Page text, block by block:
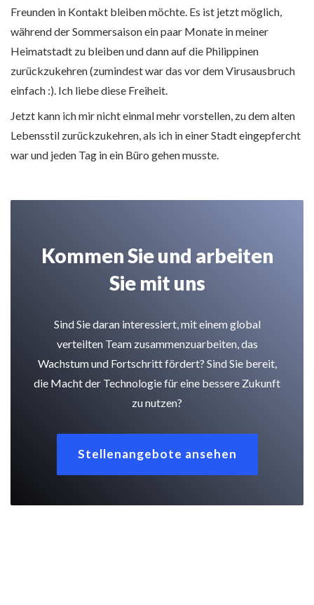
Freunden in Kontakt bleiben möchte. Es ist jetzt möglich,
während der Sommersaison ein paar Monate in meiner
Heimatstadt zu bleiben und dann auf die Philippinen
zurückzukehren (zumindest war das vor dem Virusausbruch
einfach :). Ich liebe diese Freiheit.
Jetzt kann ich mir nicht einmal mehr vorstellen, zu dem alten
Lebensstil zurückzukehren, als ich in einer Stadt eingepfercht
war und jeden Tag in ein Büro gehen musste.
Kommen Sie und arbeiten
Sie mit uns
Sind Sie daran interessiert, mit einem global
verteilten Team zusammenzuarbeiten, das
Wachstum und Fortschritt fördert? Sind Sie bereit,
die Macht der Technologie für eine bessere Zukunft
zu nutzen?
Stellenangebote ansehen